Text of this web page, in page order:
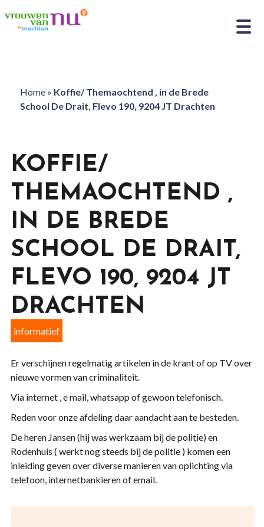
Home» Koffie/ Themaochtend , in de Brede
School De Drait, Flevo 190, 9204 JT Drachten
KOFFIE/
THEMAOCHTEND ,
IN DE BREDE
SCHOOL DE DRAIT,
FLEVO 190, 9204 JT
DRACHTEN
informatief
Er verschijnen regelmatig artikelen in de krant of op TV over
nieuwe vormen van criminaliteit.
Via internet , e mail, whatsapp of gewoon telefonisch.
Reden voor onze afdeling daar aandacht aan te besteden.
De heren Jansen (hij was werkzaam bij de politie) en
Rodenhuis ( werkt nog steeds bij de politie ) komen een
inleiding geven over diverse manieren van oplichting via
telefoon, internetbankieren of email.